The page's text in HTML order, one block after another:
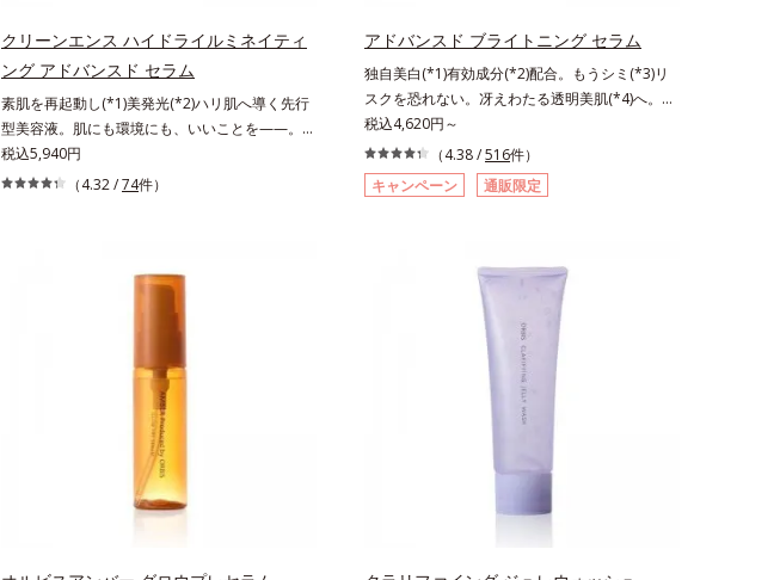
ン酸デカグリセリル（基剤）*5 角層の範囲内に
おける自社従来品処方との比較*6 ドクダミエキ
ス、シクロヘキサンジカルボン酸ビスエトキシジ
グリコール（保湿）＜使用量目安＞パール1粒程
度＜ご使用ステップ＞洗顔料 ⇒ 化粧水 ⇒ ザ リ
ンクルセラム ⇒ 保湿液＜1商品あたりの使用回
数＞通常サイズ：約90回（1.5ヵ月程度）ラージ
クリーンエンス ハイドライルミネイティ
ング アドバンスド セラム
素肌を再起動し(*1)美発光(*2)ハリ肌へ導く先行
型美容液。肌にも環境にも、いいことを——。
「CLEANENCE（クリーンエンス）」が目指すの
は、まっさらな素肌と地球へのやさしさ。間引き
めるような加工を行う）」。不要とされるものを
エンスの力でまっさらな素肌へと導くクリーンビ
税込5,940円
（4.32 /74件）
アドバンスド ブライトニング セラム
独自美白(*1)有効成分(*2)配合。もうシミ(*3)リ
スクを恐れない。冴えわたる透明美肌(*4)へ。先
端肌科学が導く、透明感あふれる輝き(*4)へ。今
の自分の肌も未来の肌もあきらめない、自分史上
最高の冴えわたる透明美肌(*4)を目指すには、美
肌の阻害要因となるうるおい不足やシミを予防す
(*1)有効成分「m-ピクセノール（デクスパンテノ
ールW）」を配合。シミの原因になると考えられ
る“メラニンの塊”を居座らせない(*1)、粉砕と排
出サポート(*5)の2ステップでメラニンの蓄積を
抑え、シミ・ソバカスを防ぎます。さらに、「ア
ルテアネスレ(*6)」を配合し、うるおいに満ちた
自分本来の澄み渡るような透明感を目指します。
変化するテクスチャーは、肌にすばやくなじみ、
きるシミのこと*4 うるおいによる透明感のある
税込4,620円～
（4.38 /516件）
キャンペーン
通販限定